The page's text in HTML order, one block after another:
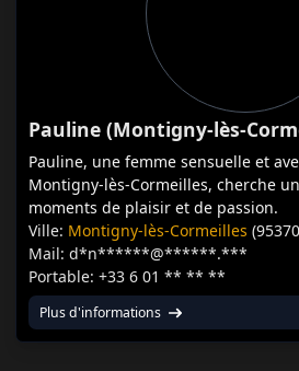
Pauline (Montigny-lès-
Pauline, une femme sensuelle et
Montigny-lès-Cormeilles, cherche
moments de plaisir et de passion.
Ville: Montigny-lès-Cormeilles
Mail: d*n******@******.***
Portable: +33 6 01 ** ** **
Plus d'informations